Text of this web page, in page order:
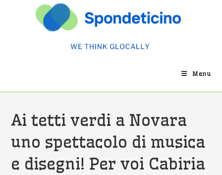
Menu
Ai tetti verdi a Novara
uno spettacolo di musica
e disegni! Per voi Cabiria